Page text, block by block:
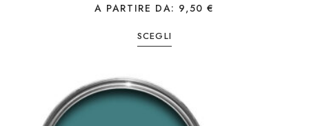
A PARTIRE DA: 9,50€
SCEGLI